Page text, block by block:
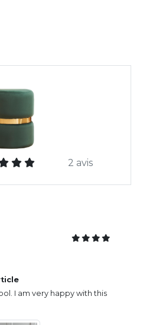
2 avis
I am very happy with this